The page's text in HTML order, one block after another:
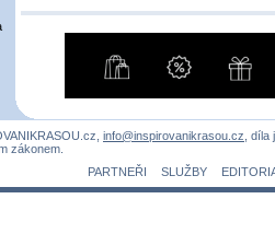
info@inspirovanikrasou.cz, díla
zákonem.
PARTNEŘI
SLUŽBY